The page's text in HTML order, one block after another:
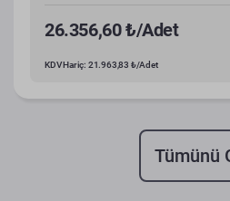
26.356,60 ₺/Adet
KDV Hariç: 21.963,83 ₺/Adet
Tümünü